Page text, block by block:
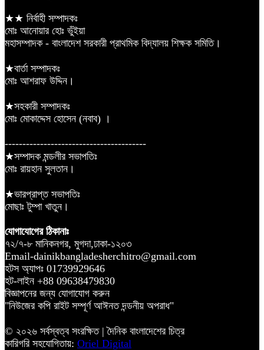
★★ নির্বাহী সম্পাদকঃ
মোঃ আনোয়ার হোঃ ভুঁইয়া
মহাসম্পাদক - বাংলাদেশ সরকারী প্রাথমিক বিদ্যালয় শিক্ষক সমিতি।
★বার্তা সম্পাদকঃ
মোঃ আশরাফ উদ্দিন।
★সহকারী সম্পাদকঃ
মোঃ মোকাদ্দেস হোসেন (নবাব) ।
----------------------------------------
★সম্পাদক মন্ডলীর সভাপতিঃ
মোঃ রায়হান সুলতান।
★ভারপ্রাপ্ত সভাপতিঃ
মোছাঃ টুম্পা খাতুন।
যোগাযোগের ঠিকানাঃ
৭২/৭-৮ মানিকনগর, মুগদা,ঢাকা-১২০৩
Email-dainikbangladesherchitro@gmail.com
হটস অ্যাপঃ 01739929646
হট-লাইন +88 09638479830
বিজ্ঞাপনের জন্য যোগাযোগ করুন
"নিউজের কপি রাইট সম্পূর্ণ আঈনত দন্ডনীয় অপরাধ"
© ২০২৬ সর্বস্বত্ব সংরক্ষিত | দৈনিক বাংলাদেশের চিত্র
কারিগরি সহযোগিতায়: Oriel Digital